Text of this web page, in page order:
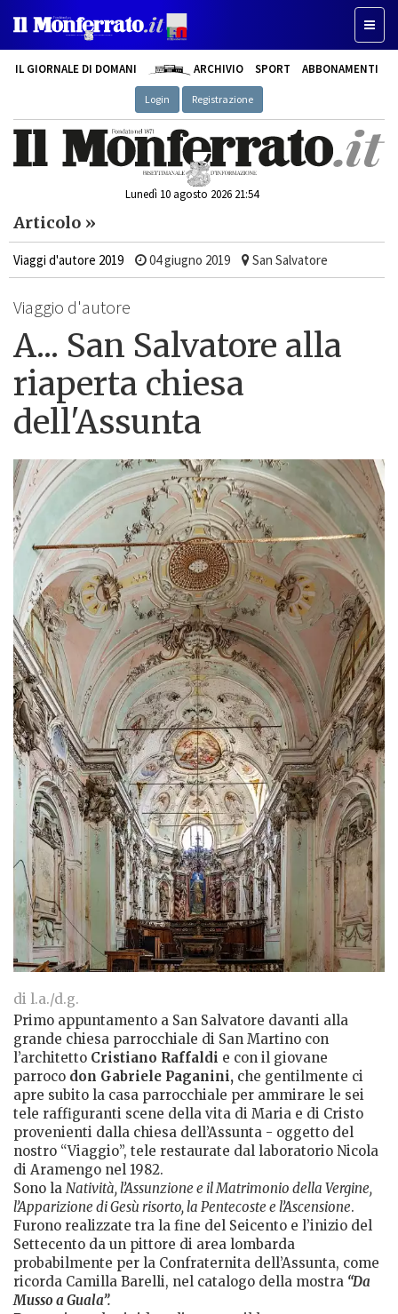
IL GIORNALE DI DOMANI ARCHIVIO SPORT ABBONAMENTI
Login Registrazione
Lunedì 10 agosto 2026 21:54
Articolo »
Viaggi d'autore 2019 04 giugno 2019 San Salvatore
Viaggio d'autore
A... San Salvatore alla
riaperta chiesa
dell'Assunta
di l.a./d.g.
Primo appuntamento a San Salvatore davanti alla
grande chiesa parrocchiale di San Martino con
l’architetto Cristiano Raffaldi e con il giovane
parroco don Gabriele Paganini, che gentilmente ci
apre subito la casa parrocchiale per ammirare le sei
tele raffiguranti scene della vita di Maria e di Cristo
provenienti dalla chiesa dell’Assunta - oggetto del
nostro “Viaggio”, tele restaurate dal laboratorio Nicola
di Aramengo nel 1982.
Sono la Natività, l’Assunzione e il Matrimonio della Vergine,
l’Apparizione di Gesù risorto, la Pentecoste e l’Ascensione.
Furono realizzate tra la fine del Seicento e l’inizio del
Settecento da un pittore di area lombarda
probabilmente per la Confraternita dell’Assunta, come
ricorda Camilla Barelli, nel catalogo della mostra “Da
Musso a Guala”.